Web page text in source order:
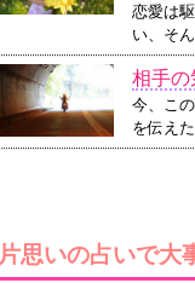
恋愛は
い、そ
相手
今、こ
を伝え
片思いの占いで大